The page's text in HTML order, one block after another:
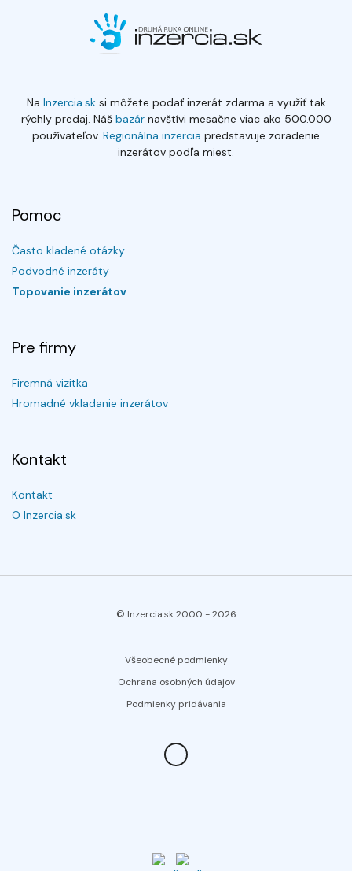
Na Inzercia.sksi môžete podať inzerát zdarma a využiť tak
rýchly predaj. Náš bazárnavštívi mesačne viac ako 500.000
používateľov. Regionálna inzercia predstavuje zoradenie
inzerátov podľa miest.
Pomoc
Často kladené otázky
Podvodné inzeráty
Topovanie inzerátov
Pre firmy
Firemná vizitka
Hromadné vkladanie inzerátov
Kontakt
Kontakt
O Inzercia.sk
© Inzercia.sk 2000 -2026
Všeobecné podmienky
Ochrana osobných údajov
Podmienky pridávania